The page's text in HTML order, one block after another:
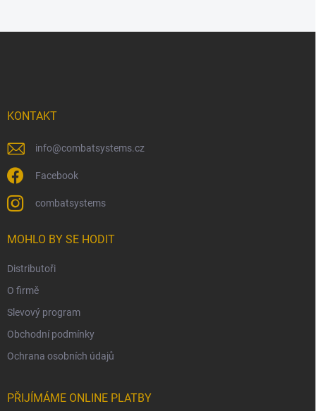
KONTAKT
info@combatsystems.cz
Facebook
combatsystems
MOHLO BY SE HODIT
Distributoři
O firmě
Slevový program
Obchodní podmínky
Ochrana osobních údajů
PŘIJÍMÁME ONLINE PLATBY